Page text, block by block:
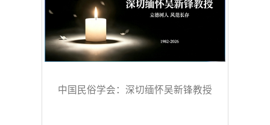
中国民俗学会：深切缅怀吴新锋教授